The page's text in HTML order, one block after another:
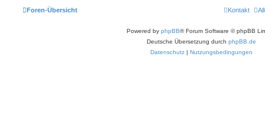
Foren-Übersicht Kontakt
Powered by phpBB® Forum Software © phpBB
Deutsche Übersetzung durch phpBB.de
Datenschutz | Nutzungsbedingungen